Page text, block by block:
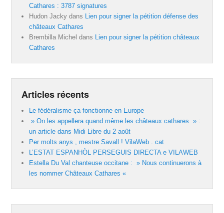
Cathares : 3787 signatures
Hudon Jacky dans Lien pour signer la pétition défense des
châteaux Cathares
Brembilla Michel dans Lien pour signer la pétition châteaux
Cathares
Articles récents
Le fédéralisme ça fonctionne en Europe
» On les appellera quand même les châteaux cathares » :
un article dans Midi Libre du 2 août
Per molts anys , mestre Savall ! VilaWeb . cat
L’ESTAT ESPANHÒL PERSEGUIS DIRECTA e VILAWEB
Estella Du Val chanteuse occitane : » Nous continuerons à
les nommer Châteaux Cathares «